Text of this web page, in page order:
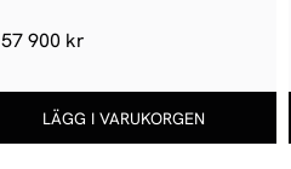
57 900 kr